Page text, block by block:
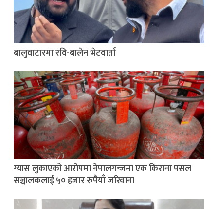
बालुवाटारमा रवि-बालेन भेटवार्ता
ग्यास लुकाएको आरोपमा नेपालगन्जमा एक किराना पसल
सञ्चालकलाई ५० हजार रुपैयाँ जरिवाना